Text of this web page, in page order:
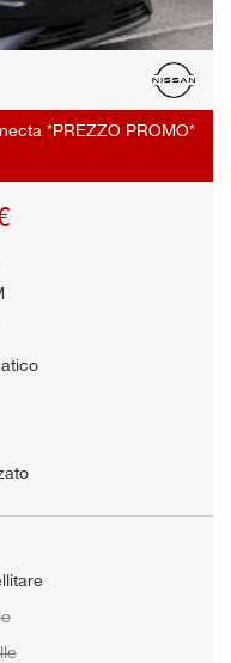
*PREZZO PROMO*